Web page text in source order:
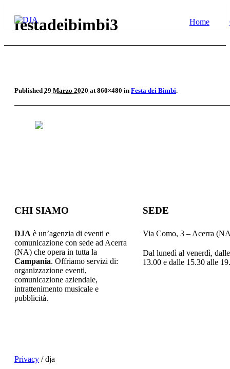
Home
festadeibimbi3
Published 29 Marzo 2020 at 860×480 in Festa dei Bimbi.
CHI SIAMO
DJA è un’agenzia di eventi e
comunicazione con sede ad Acerra
(NA) che opera in tutta la
Campania. Offriamo servizi di:
organizzazione eventi,
comunicazione aziendale,
intrattenimento musicale e
pubblicità.
SEDE
Via Como, 3 – Acerra
Dal lunedì al venerdì,
13.00 e dalle 15.30 alle
Privacy / dja